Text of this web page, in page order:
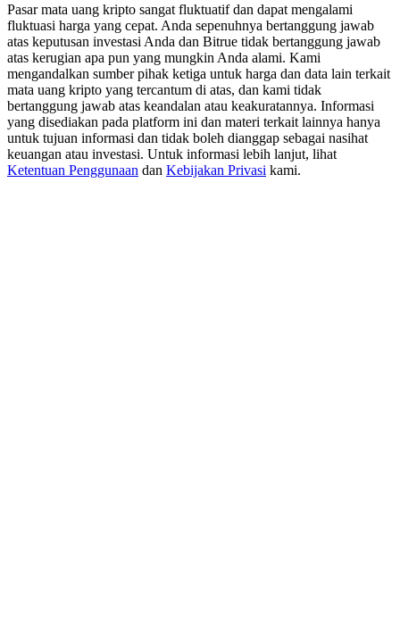
USDT New User Exclusive 10% APR
USDT Flexible Staking | Daily Rewards
New Listing Futures Fest
Trade New Futures, Win 200,000 USDT
Pasar mata uang kripto sangat fluktuatif dan dapat mengalami
fluktuasi harga yang cepat. Anda sepenuhnya bertanggung jawab
atas keputusan investasi Anda dan Bitrue tidak bertanggung jawab
atas kerugian apa pun yang mungkin Anda alami. Kami
mengandalkan sumber pihak ketiga untuk harga dan data lain terkait
mata uang kripto yang tercantum di atas, dan kami tidak
bertanggung jawab atas keandalan atau keakuratannya. Informasi
yang disediakan pada platform ini dan materi terkait lainnya hanya
untuk tujuan informasi dan tidak boleh dianggap sebagai nasihat
keuangan atau investasi. Untuk informasi lebih lanjut, lihat
Ketentuan Penggunaan dan Kebijakan Privasi kami.